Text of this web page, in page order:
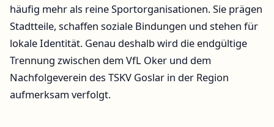
häufig mehr als reine Sportorganisationen. Sie prägen
Stadtteile, schaffen soziale Bindungen und stehen für
lokale Identität. Genau deshalb wird die endgültige
Trennung zwischen dem VfL Oker und dem
Nachfolgeverein des TSKV Goslar in der Region
aufmerksam verfolgt.